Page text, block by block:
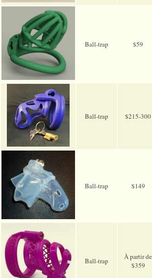
Ball-trap $59
Ball-trap $215-300
Ball-trap $149
Ball-trap
À partir de
$359